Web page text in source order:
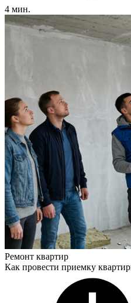
4 мин.
Ремонт квартир
Как провести приемку